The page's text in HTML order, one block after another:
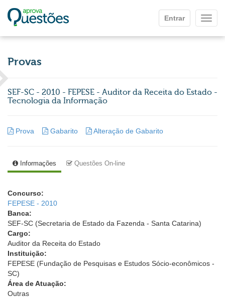
Entrar
Provas
SEF-SC - 2010 - FEPESE - Auditor da Receita do Estado -
Tecnologia da Informação
Prova Gabarito Alteração de Gabarito
Informações Questões On-line
Concurso:
FEPESE - 2010
Banca:
SEF-SC (Secretaria de Estado da Fazenda - Santa Catarina)
Cargo:
Auditor da Receita do Estado
Instituição:
FEPESE (Fundação de Pesquisas e Estudos Sócio-econômicos -
SC)
Área de Atuação:
Outras